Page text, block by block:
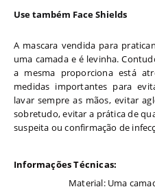
Use também Face Shields
A mascara vendida para
uma camada e é levinha.
a mesma proporciona está
medidas importantes para
lavar sempre as mãos, evitar
sobretudo, evitar a prática de
suspeita ou confirmação de
Informações Técnicas:
Material: Uma